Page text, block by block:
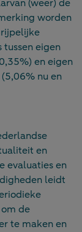
(weer) de
worden
eigen
en eigen
nu en
en
evaluaties en
leidt
de
te maken en